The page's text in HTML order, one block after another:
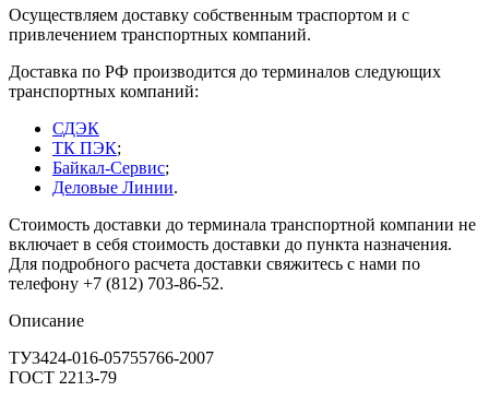
Осуществляем доставку собственным траспортом и с
привлечением транспортных компаний.
Доставка по РФ производится до терминалов следующих
транспортных компаний:
СДЭК
ТК ПЭК;
Байкал-Сервис;
Деловые Линии.
Стоимость доставки до терминала транспортной компании не
включает в себя стоимость доставки до пункта назначения.
Для подробного расчета доставки свяжитесь с нами по
телефону +7 (812) 703-86-52.
Описание
ТУ3424-016-05755766-2007
ГОСТ 2213-79